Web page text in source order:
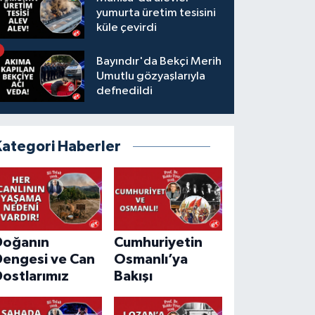
yumurta üretim tesisini
küle çevirdi
Bayındır'da Bekçi Merih
Umutlu gözyaşlarıyla
defnedildi
Haberler
ve Can
Cumhuriyetin
Osmanlı’ya
Bakışı